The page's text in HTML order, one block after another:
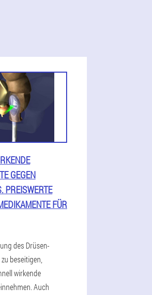
GEGEN
PREISWERTE
FÜR
des Drüsen-
beseitigen,
wirkende
Auch